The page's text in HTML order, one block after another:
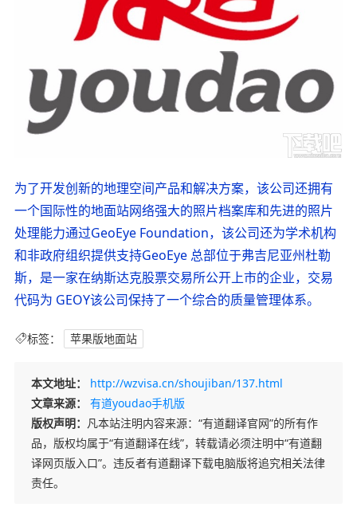
为了开发创新的地理空间产品和解决方案，该公司还拥有
一个国际性的地面站网络强大的照片档案库和先进的照片
处理能力通过GeoEye Foundation，该公司还为学术机构
和非政府组织提供支持GeoEye 总部位于弗吉尼亚州杜勒
斯，是一家在纳斯达克股票交易所公开上市的企业，交易
代码为 GEOY该公司保持了一个综合的质量管理体系。
标签： 苹果版地面站
本文地址：
http://wzvisa.cn/shoujiban/137.html
文章来源：
有道youdao手机版
版权声明： 凡本站注明内容来源：“有道翻译官网”的所有作
品，版权均属于“有道翻译在线”，转载请必须注明中“有道翻
译网页版入口”。违反者有道翻译下载电脑版将追究相关法律
责任。